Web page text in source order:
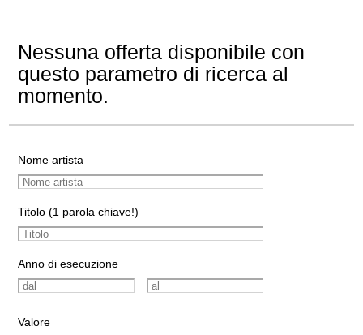
Nessuna offerta disponibile con
questo parametro di ricerca al
momento.
Nome artista
Titolo (1 parola chiave!)
Anno di esecuzione
Valore